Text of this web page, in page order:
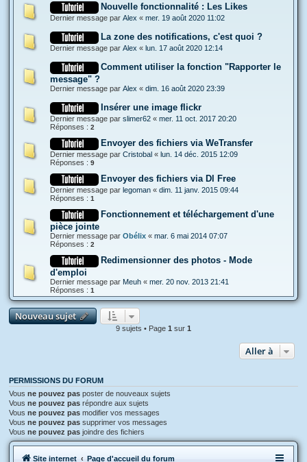
Nouvelle fonctionnalité : Les Likes
Dernier message par Alex « mer. 19 août 2020 11:02
La zone des notifications, c'est quoi ?
Dernier message par Alex « lun. 17 août 2020 12:14
Comment utiliser la fonction "Rapporter le
message" ?
Dernier message par Alex « dim. 16 août 2020 23:39
Insérer une image flickr
Dernier message par slimer62 « mer. 11 oct. 2017 20:20
Réponses : 2
Envoyer des fichiers via WeTransfer
Dernier message par Cristobal « lun. 14 déc. 2015 12:09
Réponses : 9
Envoyer des fichiers via Dl Free
Dernier message par legoman « dim. 11 janv. 2015 09:44
Réponses : 1
Fonctionnement et téléchargement d'une
pièce jointe
Dernier message par Obélix « mar. 6 mai 2014 07:07
Réponses : 2
Redimensionner des photos - Mode
d'emploi
Dernier message par Meuh « mer. 20 nov. 2013 21:41
Réponses : 1
Nouveau sujet
9 sujets • Page 1 sur 1
Aller à
PERMISSIONS DU FORUM
Vous ne pouvez pas poster de nouveaux sujets
Vous ne pouvez pas répondre aux sujets
Vous ne pouvez pas modifier vos messages
Vous ne pouvez pas supprimer vos messages
Vous ne pouvez pas joindre des fichiers
Site internet Page d'accueil du forum